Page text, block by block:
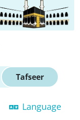
Tafseer
Language